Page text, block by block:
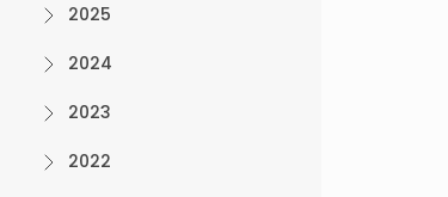
2025
2024
2023
2022